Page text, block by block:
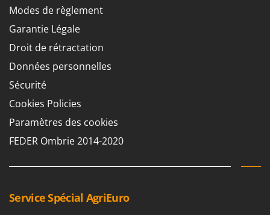
Modes de règlement
Garantie Légale
Droit de rétractation
Données personnelles
Sécurité
Cookies Policies
Paramètres des cookies
FEDER Ombrie 2014-2020
Service Spécial AgriEuro